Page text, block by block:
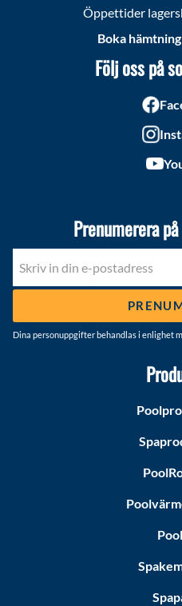
Öppettider
Boka
Följ oss på
Prenumerera
Dina personuppgifter behandlas i enlighet